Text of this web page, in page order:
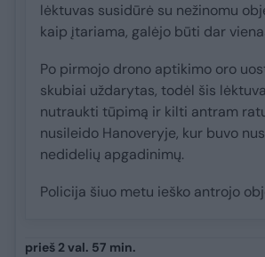
lėktuvas susidūrė su nežinomu
kaip įtariama, galėjo būti dar
Po pirmojo drono aptikimo oro
skubiai uždarytas, todėl šis
nutraukti tūpimą ir kilti antram
nusileido Hanoveryje, kur buvo
nedidelių apgadinimų.
Policija šiuo metu ieško antrojo
prieš 2 val. 57 min.